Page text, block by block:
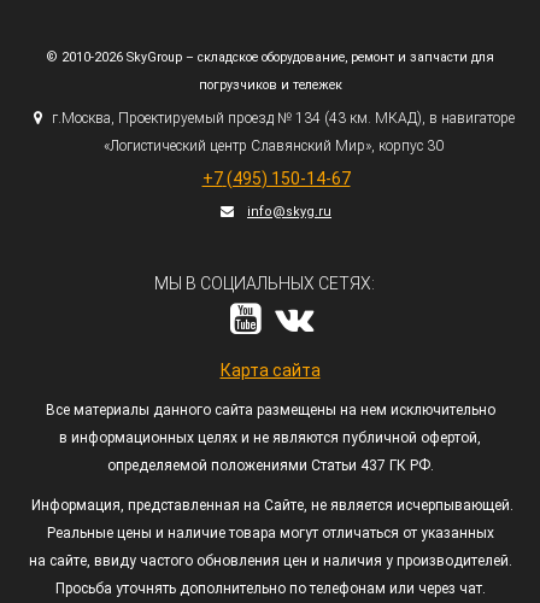
© 2010-2026 SkyGroup – складское оборудование, ремонт и запчасти для
погрузчиков и тележек
г.Москва, Проектируемый проезд № 134 (43км. МКАД), в навигаторе
«Логистический центр Славянский Мир», корпус 30
+7 (495) 150-14-67
info@skyg.ru
МЫ В СОЦИАЛЬНЫХ СЕТЯХ:
Карта сайта
Все материалы данного сайта размещены на нем исключительно
в информационных целях и не являются публичной офертой,
определяемой положениями Статьи 437 ГК РФ.
Информация, представленная на Сайте, не является исчерпывающей.
Реальные цены и наличие товара могут отличаться от указанных
на сайте, ввиду частого обновления цен и наличия у производителей.
Просьба уточнять дополнительно по телефонам или через чат.